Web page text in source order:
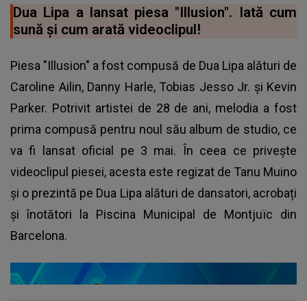
Dua Lipa a lansat piesa "Illusion". Iată cum
sună și cum arată videoclipul!
Piesa "Illusion" a fost compusă de Dua Lipa alături de
Caroline Ailin, Danny Harle, Tobias Jesso Jr. și Kevin
Parker. Potrivit artistei de 28 de ani, melodia a fost
prima compusă pentru noul său album de studio, ce
va fi lansat oficial pe 3 mai. În ceea ce priveşte
videoclipul piesei, acesta este regizat de Tanu Muino
și o prezintă pe Dua Lipa alături de dansatori, acrobați
și înotători la Piscina Municipal de Montjuïc din
Barcelona.